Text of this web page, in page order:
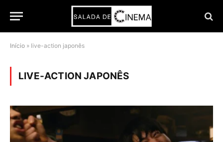
Início » live-action japonês
LIVE-ACTION JAPONÊS